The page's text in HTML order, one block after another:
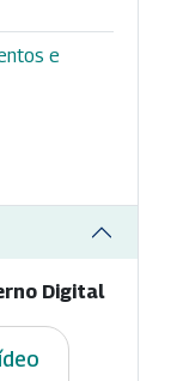
e
Digital